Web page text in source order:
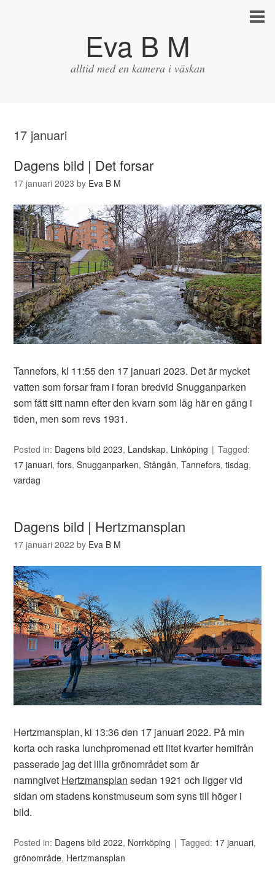
Eva B M
alltid med en kamera i väskan
17 januari
Dagens bild | Det forsar
17 januari 2023 by Eva B M
Tannefors, kl 11:55 den 17 januari 2023. Det är mycket
vatten som forsar fram i foran bredvid Snugganparken
som fått sitt namn efter den kvarn som låg här en gång i
tiden, men som revs 1931.
Posted in: Dagens bild 2023, Landskap, Linköping
Tagged:
17 januari,fors,Snugganparken,Stångån,Tannefors,tisdag,
vardag
Dagens bild | Hertzmansplan
17 januari 2022 by Eva B M
Hertzmansplan, kl 13:36 den 17 januari 2022. På min
korta och raska lunchpromenad ett litet kvarter hemifrån
passerade jag det lilla grönområdet som är
namngivet Hertzmansplan sedan 1921 och ligger vid
sidan om stadens konstmuseum som syns till höger i
bild.
Posted in: Dagens bild 2022, Norrköping Tagged: 17 januari,
grönområde, Hertzmansplan